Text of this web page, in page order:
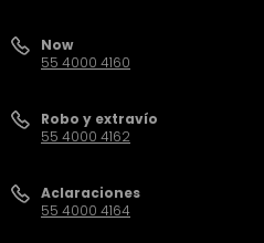
Now
55 4000 4160
Robo y extravío
55 4000 4162
Aclaraciones
55 4000 4164